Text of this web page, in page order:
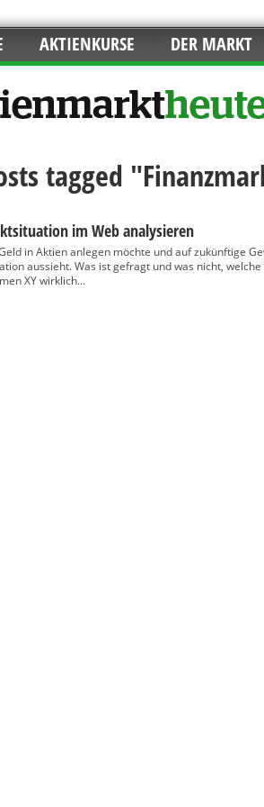
AKTIENKURSE DER MARKT
tagged
im Web analysieren
in Aktien anlegen möchte und auf zukünftige
aussieht. Was ist gefragt und was nicht,
XY wirklich...